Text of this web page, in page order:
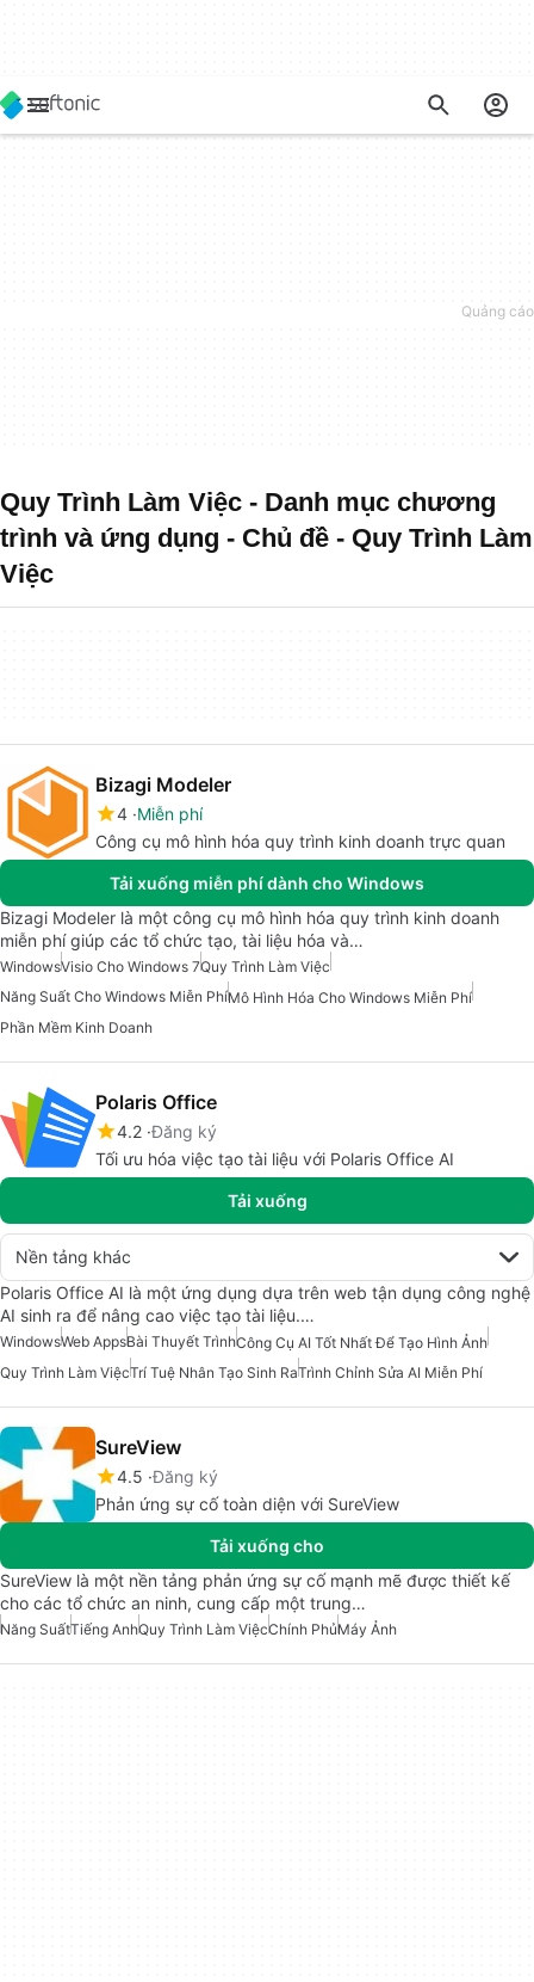
Quy Trình Làm Việc - Danh mục chương
trình và ứng dụng - Chủ đề - Quy Trình Làm
Việc
Bizagi Modeler
4 Miễn phí
Công cụ mô hình hóa quy trình kinh doanh trực quan
Tải xuống miễn phí dành cho Windows
Bizagi Modeler là một công cụ mô hình hóa quy trình kinh doanh
miễn phí giúp các tổ chức tạo, tài liệu hóa và…
WindowsVisio Cho Windows 7Quy Trình Làm Việc
Năng Suất Cho Windows Miễn PhíMô Hình Hóa Cho Windows Miễn Phí
Phần Mềm Kinh Doanh
Polaris Office
4.2 Đăng ký
Tối ưu hóa việc tạo tài liệu với Polaris Office AI
Tải xuống
Nền tảng khác
Polaris Office AI là một ứng dụng dựa trên web tận dụng công nghệ
AI sinh ra để nâng cao việc tạo tài liệu.…
WindowsWeb AppsBài Thuyết TrìnhCông Cụ AI Tốt Nhất Để Tạo Hình Ảnh
Quy Trình Làm ViệcTrí Tuệ Nhân Tạo Sinh RaTrình Chỉnh Sửa AI Miễn Phí
SureView
4.5 Đăng ký
Phản ứng sự cố toàn diện với SureView
Tải xuống cho
SureView là một nền tảng phản ứng sự cố mạnh mẽ được thiết kế
cho các tổ chức an ninh, cung cấp một trung…
Năng SuấtTiếng AnhQuy Trình Làm ViệcChính PhủMáy Ảnh